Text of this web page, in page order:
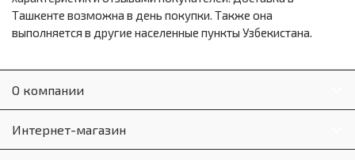
Ташкенте возможна в день покупки. Также она
выполняется в другие населенные пункты Узбекистана.
О компании
Интернет-магазин